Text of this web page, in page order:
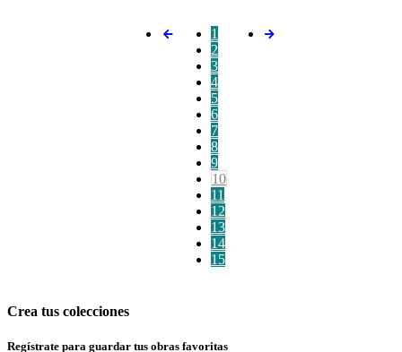
1
2
3
4
5
6
7
8
9
10
11
12
13
14
15
Crea tus colecciones
Regístrate para guardar tus obras favoritas